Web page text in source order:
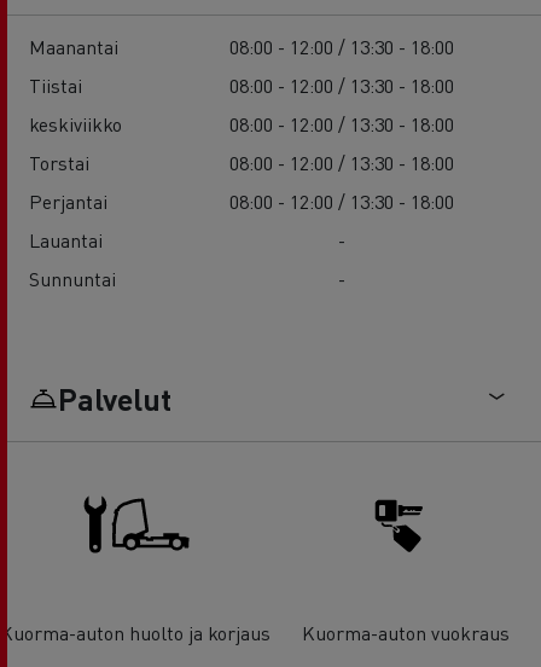
Maanantai
08:00 - 12:00 / 13:30 - 18:00
Tiistai
08:00 - 12:00 / 13:30 - 18:00
keskiviikko
08:00 - 12:00 / 13:30 - 18:00
Torstai
08:00 - 12:00 / 13:30 - 18:00
Perjantai
08:00 - 12:00 / 13:30 - 18:00
Lauantai
-
Sunnuntai
-
Palvelut
Kuorma-auton huolto ja korjaus Kuorma-auton vuokraus